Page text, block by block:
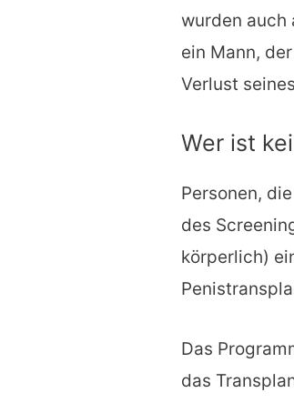
wurden
ein Mann,
Verlust
Wer ist
Personen,
des
körperlich)
Das
das